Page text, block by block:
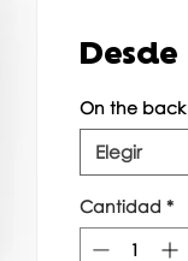
Desde
On the back
Elegir
Cantidad *